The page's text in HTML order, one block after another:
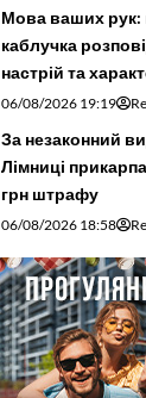
Мова ваших
каблучка
настрій та
06/08/2026 19:19
За незаконний
Лімниці
грн штрафу
06/08/2026 18:58